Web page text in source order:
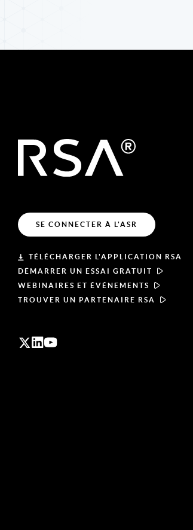
SE CONNECTER À L'ASR
TÉLÉCHARGER L'APPLICATION RSA
DÉMARRER UN ESSAI GRATUIT
WEBINAIRES ET ÉVÉNEMENTS
TROUVER UN PARTENAIRE RSA